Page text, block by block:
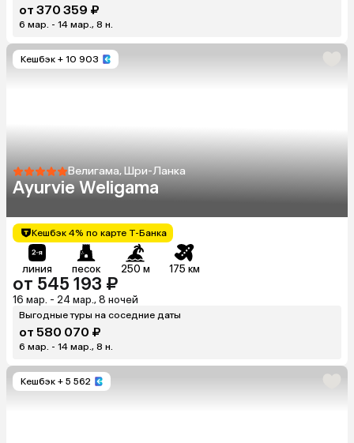
от 370 359 ₽
6 мар. - 14 мар., 8 н.
Кешбэк + 10 903
Велигама, Шри-Ланка
Ayurvie Weligama
Кешбэк 4% по карте Т-Банка
линия песок 250 м 175 км
от 545 193 ₽
16 мар. - 24 мар., 8 ночей
Выгодные туры на соседние даты
от 580 070 ₽
6 мар. - 14 мар., 8 н.
Кешбэк + 5 562